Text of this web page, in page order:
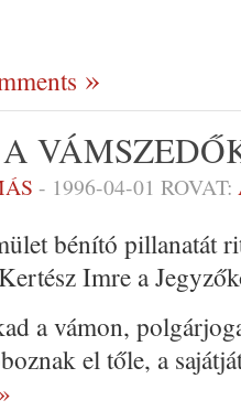
- 1996-04-01 ROVAT:
bénító pillanatát
Imre a
a vámon,
el tőle, a